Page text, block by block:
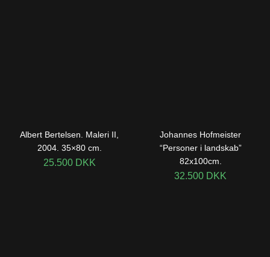
Albert Bertelsen. Maleri II,
2004. 35×80 cm.
25.500 DKK
Johannes Hofmeister
“Personer i landskab”
82x100cm.
32.500 DKK